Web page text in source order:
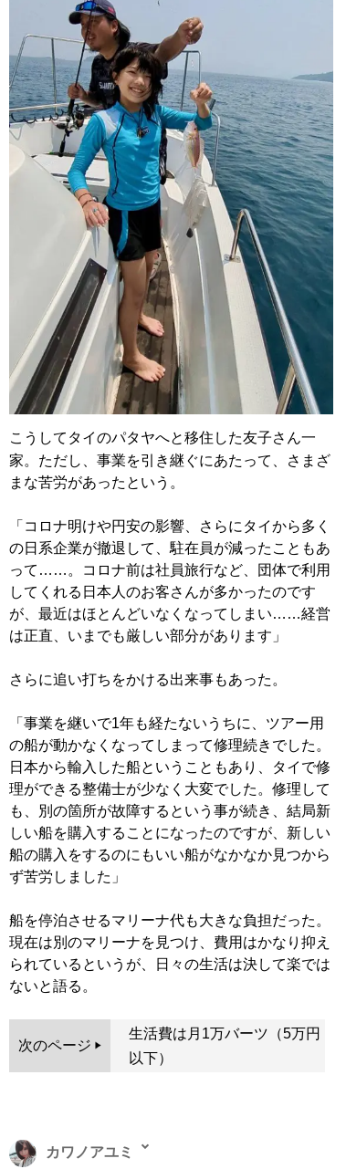
こうしてタイのパタヤへと移住した友子さん一
家。ただし、事業を引き継ぐにあたって、さまざ
まな苦労があったという。
「コロナ明けや円安の影響、さらにタイから多く
の日系企業が撤退して、駐在員が減ったこともあ
って……。コロナ前は社員旅行など、団体で利用
してくれる日本人のお客さんが多かったのです
が、最近はほとんどいなくなってしまい……経営
は正直、いまでも厳しい部分があります」
さらに追い打ちをかける出来事もあった。
「事業を継いで1年も経たないうちに、ツアー用
の船が動かなくなってしまって修理続きでした。
日本から輸入した船ということもあり、タイで修
理ができる整備士が少なく大変でした。修理して
も、別の箇所が故障するという事が続き、結局新
しい船を購入することになったのですが、新しい
船の購入をするのにもいい船がなかなか見つから
ず苦労しました」
船を停泊させるマリーナ代も大きな負担だった。
現在は別のマリーナを見つけ、費用はかなり抑え
られているというが、日々の生活は決して楽では
ないと語る。
次のページ
生活費は月1万バーツ（5万円
以下）
カワノアユミ